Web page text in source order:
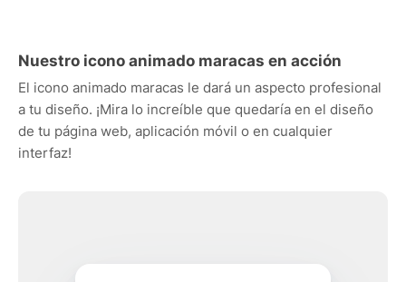
Nuestro icono animado maracas en acción
El icono animado maracas le dará un aspecto profesional
a tu diseño. ¡Mira lo increíble que quedaría en el diseño
de tu página web, aplicación móvil o en cualquier
interfaz!